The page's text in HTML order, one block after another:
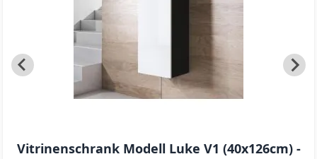
Vitrinenschrank Modell Luke V1 (40x126cm) -